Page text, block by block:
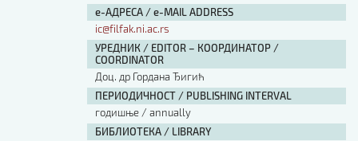
е-АДРЕСА / e-MAIL ADDRESS
ic@filfak.ni.ac.rs
УРЕДНИК / EDITOR – КООРДИНАТОР /
COORDINATOR
Доц. др Гордана Ђигић
ПЕРИОДИЧНОСТ / PUBLISHING INTERVAL
годишње / annually
БИБЛИОТЕКА / LIBRARY